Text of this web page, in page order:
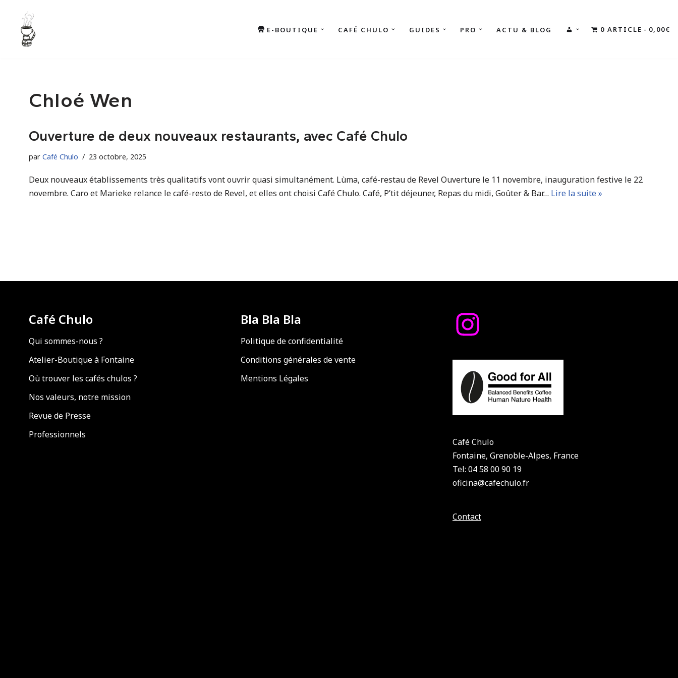
Aller
E-BOUTIQUE CAFÉ CHULO GUIDES PRO ACTU & BLOG
MON
0 ARTICLE 0,00€
Chloé Wen
Ouverture de deux nouveaux restaurants, avec Café Chulo
par Café Chulo 23 octobre, 2025
Deux nouveaux établissements très qualitatifs vont ouvrir quasi simultanément. Lùma, café-restau de Revel Ouverture le 11 novembre, inauguration festive le 22
novembre. Caro et Marieke relance le café-resto de Revel, et elles ont choisi Café Chulo. Café, P’tit déjeuner, Repas du midi, Goûter & Bar… Lire la suite »
Café Chulo
Qui sommes-nous ?
Atelier-Boutique à Fontaine
Où trouver les cafés chulos ?
Nos valeurs, notre mission
Revue de Presse
Professionnels
Bla Bla Bla
Politique de confidentialité
Conditions générales de vente
Mentions Légales
Café Chulo
Fontaine, Grenoble-Alpes, France
Tel: 04 58 00 90 19
oficina@cafechulo.fr
Contact